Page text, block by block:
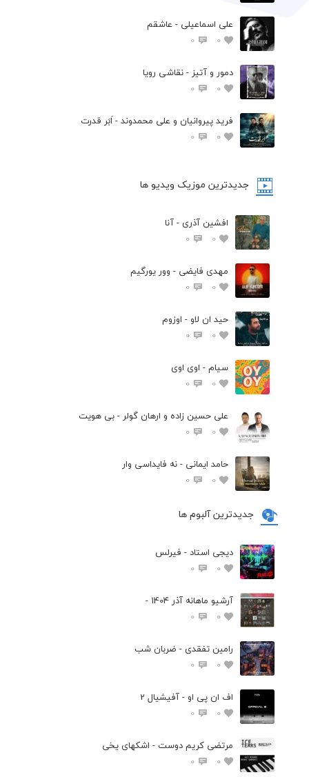
علی اسماعیلی - عاشقم
0
0
دمور و آتیز - نقاشی رویا
0
0
فرید پیروانیان و علی محمدوند - اَبَر قدرت
0
0
جدیدترین موزیک ویدیو ها
افشین آذری - آنا
0
0
مهدی فایضی - وور یورگیم
0
0
حید ان لاو - اوزوم
0
0
سیام - اوی اوی
0
0
علی حسین زاده و ارهان گولر - بی هویت
0
0
حامد ایمانی - نه فایداسی وار
0
0
جدیدترین آلبوم ها
دیجی استاد - فیرلس
0
0
آرشیو ماهانه آذر 1404 -
0
0
رامین تفقدی - ضربان شب
0
0
اف ان پی او - آفیشیال 2
0
0
مرتضی کریم دوست - اشکهای یخی
0
0